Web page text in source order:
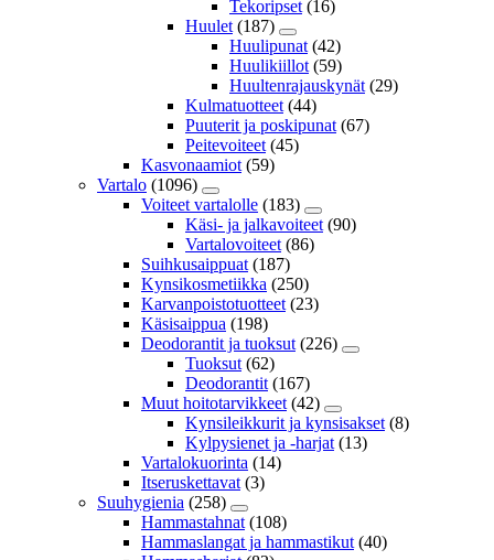
Tekoripset (16)
Huulet (187)
Huulipunat (42)
Huulikiillot (59)
Huultenrajauskynät (29)
Kulmatuotteet (44)
Puuterit ja poskipunat (67)
Peitevoiteet (45)
Kasvonaamiot (59)
Vartalo (1096)
Voiteet vartalolle (183)
Käsi- ja jalkavoiteet (90)
Vartalovoiteet (86)
Suihkusaippuat (187)
Kynsikosmetiikka (250)
Karvanpoistotuotteet (23)
Käsisaippua (198)
Deodorantit ja tuoksut (226)
Tuoksut (62)
Deodorantit (167)
Muut hoitotarvikkeet (42)
Kynsileikkurit ja kynsisakset (8)
Kylpysienet ja -harjat (13)
Vartalokuorinta (14)
Itseruskettavat (3)
Suuhygienia (258)
Hammastahnat (108)
Hammaslangat ja hammastikut (40)